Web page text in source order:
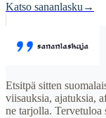
Katso sananlasku →
Etsitpä sitten
viisauksia, ajatuksia,
ne tarjolla. Tervetuloa